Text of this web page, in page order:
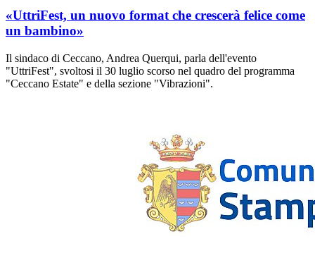
«UttriFest, un nuovo format che crescerà felice come
un bambino»
Il sindaco di Ceccano, Andrea Querqui, parla dell'evento
"UttriFest", svoltosi il 30 luglio scorso nel quadro del programma
"Ceccano Estate" e della sezione "Vibrazioni".